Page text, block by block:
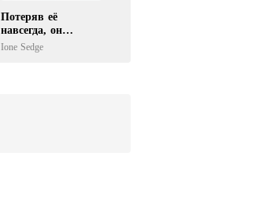
Потеряв её
навсегда, он
обезумел от
Ione Sedge